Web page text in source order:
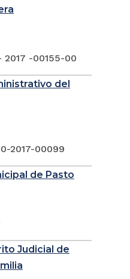
2017 -00155-00
del
2017-00099
de Pasto
Judicial de